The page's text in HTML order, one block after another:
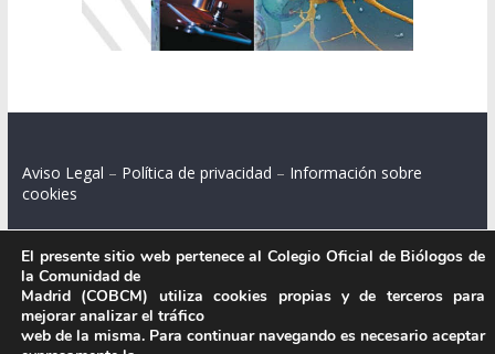
Aviso Legal – Política de privacidad – Información sobre
cookies
Colegio Oficial de Biólogos de la Comunidad de Madrid.
C/ Santa Engracia 108, 2º int.izq. 28003 Madrid.
El presente sitio web pertenece al Colegio Oficial de Biólogos de
la Comunidad de
Madrid (COBCM) utiliza cookies propias y de terceros para
mejorar analizar el tráfico
web de la misma. Para continuar navegando es necesario aceptar